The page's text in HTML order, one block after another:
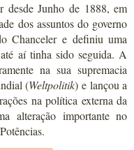
desde Junho de 1888, em
dos assuntos do governo
Chanceler e definiu uma
aí tinha sido seguida. A
na sua supremacia
(Weltpolitik) e lançou a
na política externa da
alteração importante no